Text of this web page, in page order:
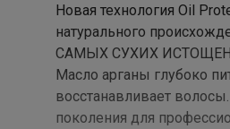
Новая технология Oil
натурального
САМЫХ СУХИХ
Масло арганы глубоко
восстанавливает
поколения для